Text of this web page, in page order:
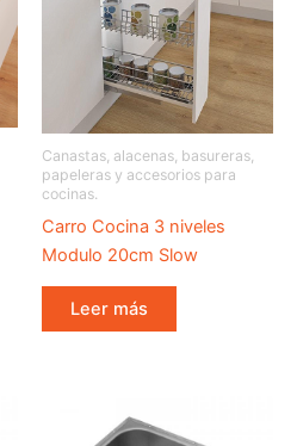
Canastas, alacenas, basureras,
papeleras y accesorios para
cocinas.
Carro Cocina 3 niveles
Modulo 20cm Slow
Leer más